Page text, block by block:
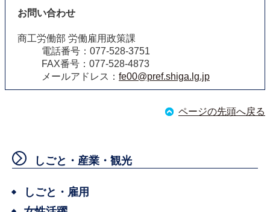
お問い合わせ
商工労働部 労働雇用政策課
電話番号：077‐528‐3751
FAX番号：077‐528‐4873
メールアドレス： fe00@pref.shiga.lg.jp
ページの先頭へ戻る
しごと・産業・観光
しごと・雇用